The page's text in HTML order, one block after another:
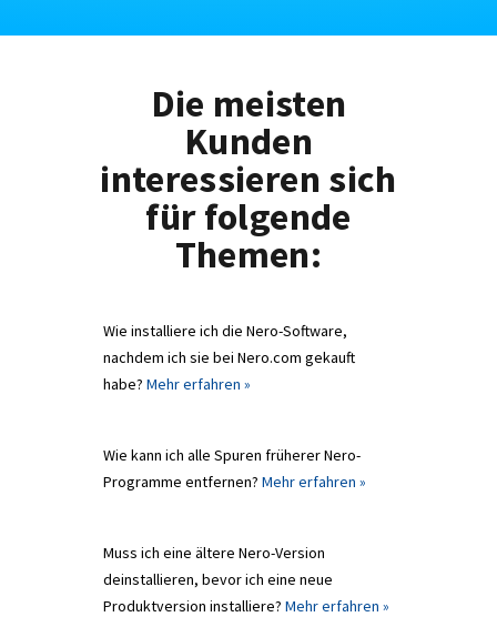
Die meisten
Kunden
interessieren sich
für folgende
Themen:
Wie installiere ich die Nero-Software,
nachdem ich sie bei Nero.com gekauft
habe? Mehr erfahren »
Wie kann ich alle Spuren früherer Nero-
Programme entfernen? Mehr erfahren »
Muss ich eine ältere Nero-Version
deinstallieren, bevor ich eine neue
Produktversion installiere? Mehr erfahren »